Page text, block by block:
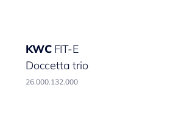
KWC FIT-E
Doccetta trio
26.000.132.000